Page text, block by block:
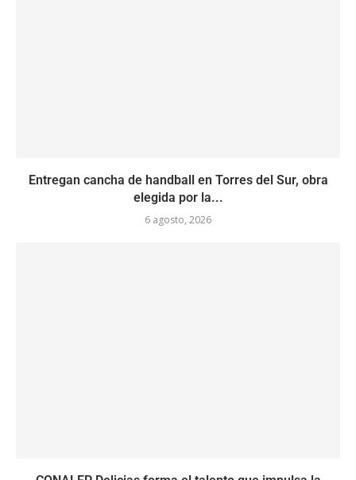
Entregan cancha de handball en Torres del Sur, obra
elegida por la...
6 agosto, 2026